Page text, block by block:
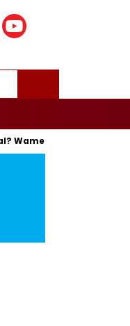
Itu Bisa Dipenjara